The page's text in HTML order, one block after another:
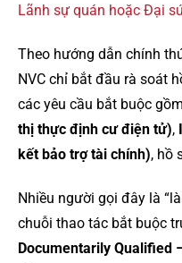
Lãnh sự quán hoặc Đại
Theo hướng dẫn chính
NVC chỉ bắt đầu rà soát
các yêu cầu bắt buộc
thị thực định cư điện tử),
kết bảo trợ tài chính), hồ
Nhiều người gọi đây là
chuỗi thao tác bắt buộc
Documentarily Qualified